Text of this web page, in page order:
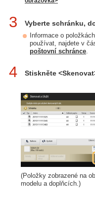
3 Vyberte schránku,
Informace o
používat, najdete v
poštovní schránce.
4 Stiskněte
(Položky zobrazené na
modelu a doplňcích.)